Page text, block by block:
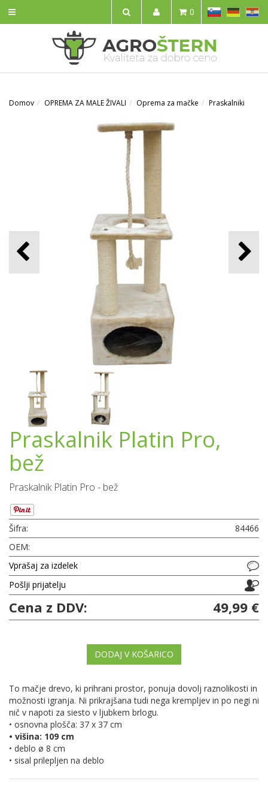
IŠČI
SL HR
0
Domov OPREMA ZA MALE ŽIVALI Oprema za mačke Praskalniki
Praskalnik Platin Pro,
bež
Praskalnik Platin Pro - bež
Šifra:
84466
OEM:
Vprašaj za izdelek
Pošlji prijatelju
Cena z DDV: 49,99 €
DODAJ V KOŠARICO
To mačje drevo, ki prihrani prostor, ponuja dovolj raznolikosti in
možnosti igranja. Ni prikrajšana tudi nega krempljev in po negi ni
nič v napoti za siesto v ljubkem brlogu.
• osnovna plošča: 37 x 37 cm
• višina: 109 cm
• deblo ø 8 cm
• sisal prilepljen na deblo